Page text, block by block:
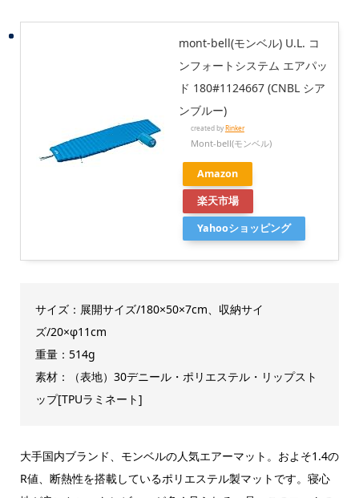
mont-bell(モンベル) U.L. コ
ンフォートシステム エアパッ
ド 180#1124667 (CNBL シア
ンブルー)
created byRinker
Mont-bell(モンベル)
Amazon
楽天市場
Yahooショッピング
サイズ：展開サイズ/180×50×7cm、収納サイ
ズ/20×φ11cm
重量：514g
素材：（表地）30デニール・ポリエステル・リップスト
ップ[TPUラミネート]
大手国内ブランド、モンベルの人気エアーマット。およそ1.4の
R値、断熱性を搭載しているポリエステル製マットです。寝心